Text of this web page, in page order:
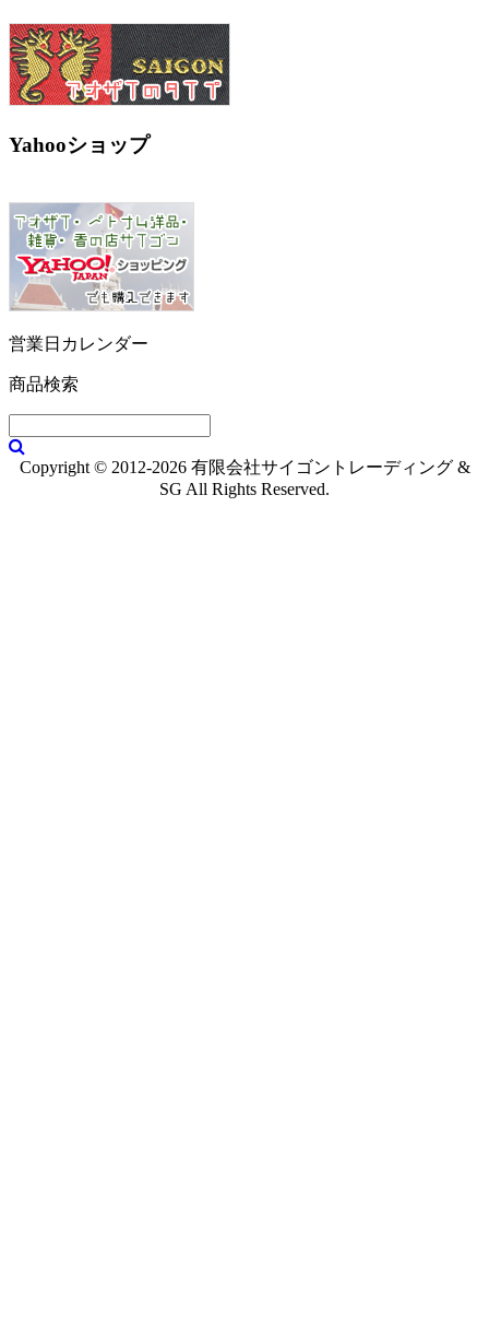
Yahooショップ
営業日カレンダー
商品検索
Copyright © 2012-2026 有限会社サイゴントレーディング &
SG All Rights Reserved.